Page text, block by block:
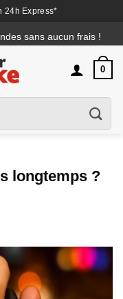
24h Express*
sans aucun frais !
0
longtemps ?